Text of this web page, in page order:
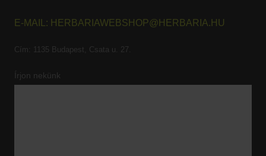
E-MAIL: HERBARIAWEBSHOP@HERBARIA.HU
Cím: 1135 Budapest, Csata u. 27.
Írjon nekünk